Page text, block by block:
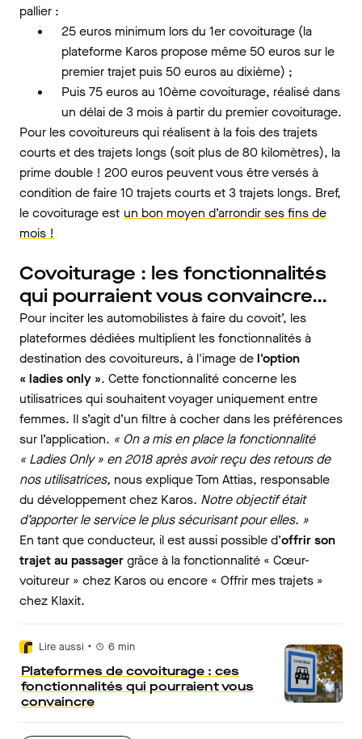
pallier :
25 euros minimum lors du 1er covoiturage (la
plateforme Karos propose même 50 euros sur le
premier trajet puis 50 euros au dixième) ;
Puis 75 euros au 10ème covoiturage, réalisé dans
un délai de 3 mois à partir du premier covoiturage.
Pour les covoitureurs qui réalisent à la fois des trajets
courts et des trajets longs (soit plus de 80 kilomètres), la
prime double ! 200 euros peuvent vous être versés à
condition de faire 10 trajets courts et 3 trajets longs. Bref,
le covoiturage est un bon moyen d’arrondir ses fins de
mois !
Covoiturage : les fonctionnalités
qui pourraient vous convaincre…
Pour inciter les automobilistes à faire du covoit’, les
plateformes dédiées multiplient les fonctionnalités à
destination des covoitureurs, à l'image del'option
« ladies only ». Cette fonctionnalité concerne les
utilisatrices qui souhaitent voyager uniquement entre
femmes. Il s’agit d’un filtre à cocher dans les préférences
sur l’application. « On a mis en place la fonctionnalité
« Ladies Only » en 2018 après avoir reçu des retours de
nos utilisatrices, nous explique Tom Attias, responsable
du développement chez Karos. Notre objectif était
d’apporter le service le plus sécurisant pour elles. »
En tant que conducteur, il est aussi possible d’offrir son
trajet au passagergrâce à la fonctionnalité « Cœur-
voitureur » chez Karos ou encore « Offrir mes trajets »
chez Klaxit.
Lire aussi • 6 min
Plateformes de covoiturage : ces
fonctionnalités qui pourraient vous
convaincre